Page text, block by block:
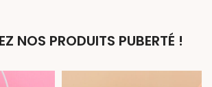
NOS PRODUITS PUBERTÉ !